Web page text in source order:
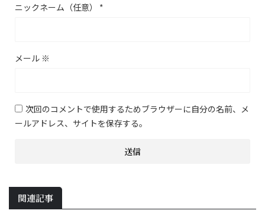
ニックネーム（任意） *
メール ※
次回のコメントで使用するためブラウザーに自分の名前、メ
ールアドレス、サイトを保存する。
関連記事